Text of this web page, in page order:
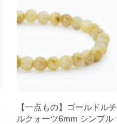
【一点もの】ゴールドルチ
ルクォーツ6mm シンプル